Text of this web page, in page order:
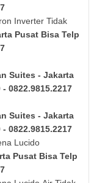
Inverter Tidak
Pusat Bisa Telp
Suites - Jakarta
0822.9815.2217
Suites - Jakarta
0822.9815.2217
Lucido
Pusat Bisa Telp